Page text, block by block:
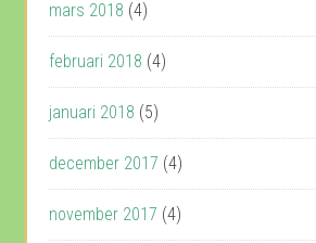
mars 2018 (4)
februari 2018 (4)
januari 2018 (5)
december 2017 (4)
november 2017 (4)